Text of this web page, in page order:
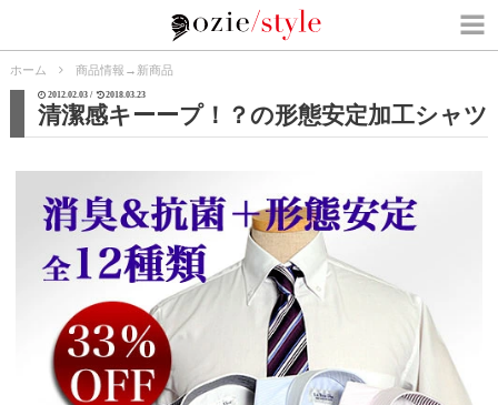
ホーム 商品情報 → 新商品
2012.02.03 / 2018.03.23
清潔感キーープ！？の形態安定加工シャツ